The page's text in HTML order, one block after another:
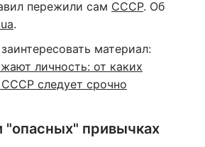
пережили сам СССР. Об
.
материал:
личность: от каких
следует срочно
привычках